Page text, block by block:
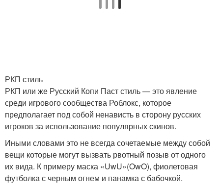
РКП стиль
РКП или же Русский Копи Паст стиль — это явление
среди игрового сообщества Роблокс, которое
предполагает под собой ненависть в сторону русских
игроков за использование популярных скинов.
Иными словами это не всегда сочетаемые между собой
вещи которые могут вызвать рвотный позыв от одного
их вида. К примеру маска «UwU»(OwO), фиолетовая
футболка с черным огнем и панамка с бабочкой.